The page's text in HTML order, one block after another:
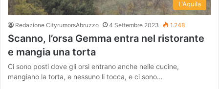
L'Aquila
Redazione CityrumorsAbruzzo 4 Settembre 2023 1.248
Scanno, l’orsa Gemma entra nel ristorante
e mangia una torta
Ci sono posti dove gli orsi entrano anche nelle cucine,
mangiano la torta, e nessuno li tocca, e ci sono…